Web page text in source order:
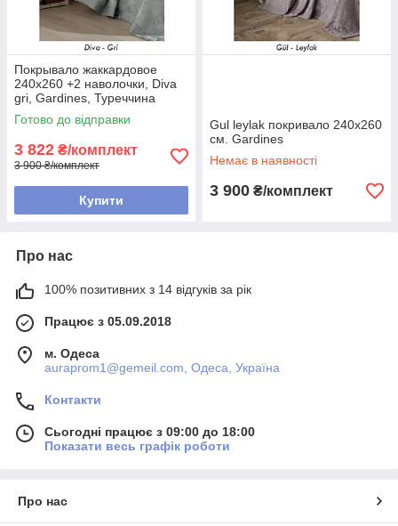
Покрывало жаккардовое
240х260 +2 наволочки, Diva
gri, Gardines, Туреччина
Готово до відправки
3 822 ₴/комплект
3 900 ₴/комплект
Купити
Gul leylak покривало 240х260
см. Gardines
Немає в наявності
3 900 ₴/комплект
Про нас
100% позитивних з 14 відгуків за рік
Працює з 05.09.2018
м. Одеса
auraprom1@gemeil.com, Одеса, Україна
Контакти
Сьогодні працює з 09:00 до 18:00
Показати весь графік роботи
Про нас